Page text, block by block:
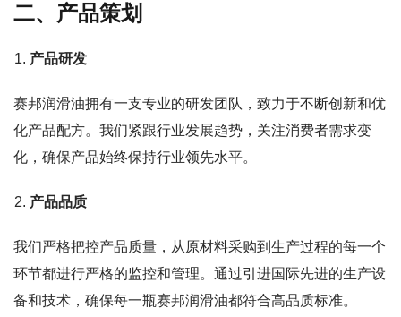
二、产品策划
产品研发
赛邦润滑油拥有一支专业的研发团队，致力于不断创新和优
化产品配方。我们紧跟行业发展趋势，关注消费者需求变
化，确保产品始终保持行业领先水平。
产品品质
我们严格把控产品质量，从原材料采购到生产过程的每一个
环节都进行严格的监控和管理。通过引进国际先进的生产设
备和技术，确保每一瓶赛邦润滑油都符合高品质标准。